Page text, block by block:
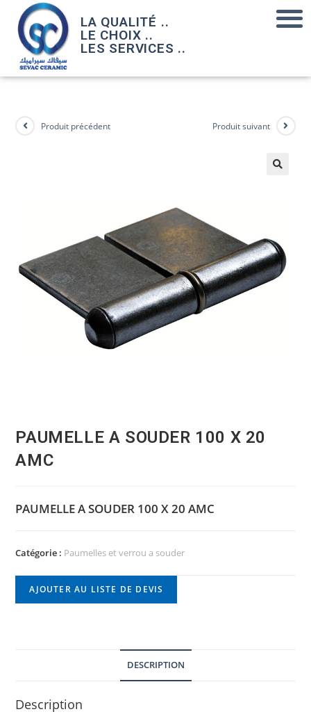
LA QUALITÉ ..
LE CHOIX ..
LES SERVICES ..
Produit précédent Produit suivant
PAUMELLE A SOUDER 100 X 20
AMC
PAUMELLE A SOUDER 100 X 20 AMC
Catégorie : Paumelles et verrou a souder
AJOUTER AU LISTE DE DEVIS
DESCRIPTION
Description